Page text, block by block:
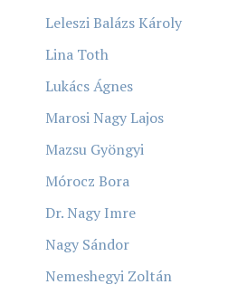
Leleszi Balázs Károly
Lina Toth
Lukács Ágnes
Marosi Nagy Lajos
Mazsu Gyöngyi
Mórocz Bora
Dr. Nagy Imre
Nagy Sándor
Nemeshegyi Zoltán